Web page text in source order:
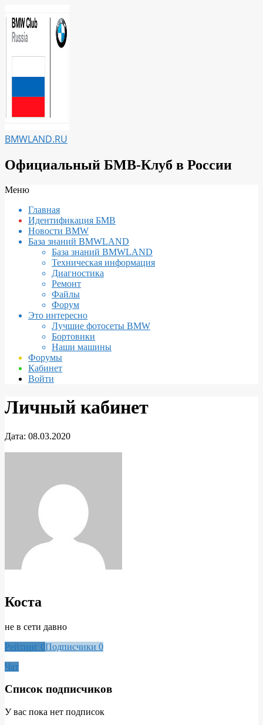
к
содержимому
BMWLAND.RU
Официальный БМВ-Клуб в России
Вторичное
навигации
Меню
Главная
Идентификация БМВ
Новости BMW
База знаний BMWLAND
База знаний BMWLAND
Техническая информация
Диагностика
Ремонт
Файлы
Форум
Это интересно
Лучшие фотосеты BMW
Бортовики
Наши машины
Форумы
Кабинет
Войти
Личный кабинет
Дата: 08.03.2020
Коста
не в сети давно
Рейтинг 0Подписчики 0
Чат
Список подписчиков
У вас пока нет подписок